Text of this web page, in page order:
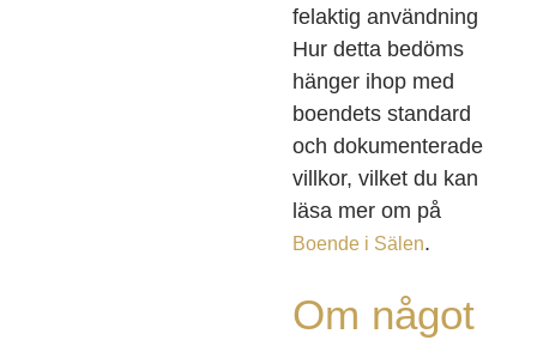
felaktig användning
Hur detta bedöms
hänger ihop med
boendets standard
och dokumenterade
villkor, vilket du kan
läsa mer om på
Boende i Sälen.
Om något